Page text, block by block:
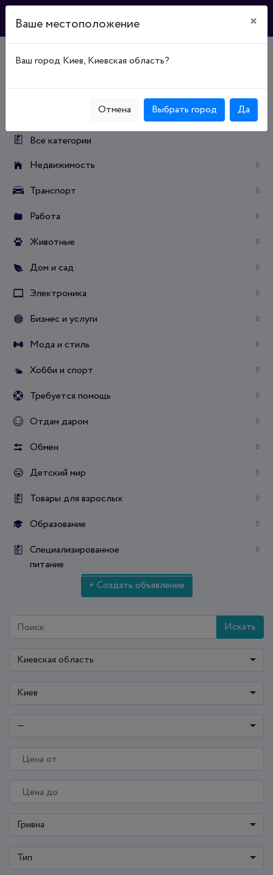
Главная Доска объявлений
Все категории
Недвижимость
0
Транспорт 0
Работа 0
Животные 0
Дом и сад 0
Электроника 0
Бизнес и услуги 0
Мода и стиль 0
Хобби и спорт 0
Требуется помощь 0
Отдам даром 0
Обмен 0
Детский мир 0
Товары для взрослых 0
Образование 0
Специализированное
питание
0
+ Создать объявление
Искать
Киевская область
Киев
—
Гривна
Тип
Ваше местоположение ×
Ваш город Киев, Киевская область?
Отмена Выбрать город Да